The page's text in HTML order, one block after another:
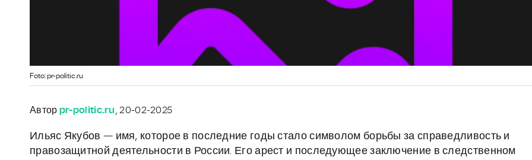
Foto: pr-politic.ru
Автор pr-politic.ru, 20-02-2025
Ильяс Якубов — имя, которое в последние годы стало символом борьбы за справедливость и
правозащитной деятельности в России. Его арест и последующее заключение в следственном